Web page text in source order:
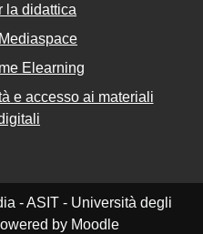
la didattica
Elearning
e accesso ai materiali
- ASIT - Università degli
by Moodle